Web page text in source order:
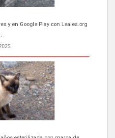
y en Google Play con Leales.org